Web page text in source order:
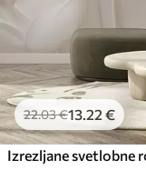
22.03€13 .22 €